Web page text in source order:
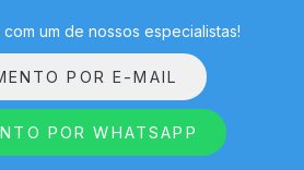
um de nossos especialistas!
POR E-MAIL
POR WHATSAPP